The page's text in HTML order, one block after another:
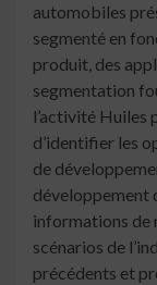
automobiles
segmenté en
produit, des
segmentation
l’activité Huiles
d’identifier les
de
développement
informations de
scénarios de
précédents et